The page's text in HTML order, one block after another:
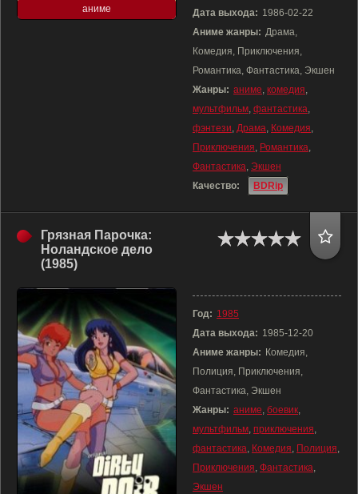
аниме
Дата выхода: 1986-02-22
Аниме жанры: Драма,
Комедия, Приключения,
Романтика, Фантастика, Экшен
Жанры: аниме, комедия,
мультфильм, фантастика,
фэнтези, Драма, Комедия,
Приключения, Романтика,
Фантастика, Экшен
Качество:
BDRip
Грязная Парочка:
Ноландское дело
(1985)
Год: 1985
Дата выхода: 1985-12-20
Аниме жанры: Комедия,
Полиция, Приключения,
Фантастика, Экшен
Жанры: аниме, боевик,
мультфильм, приключения,
фантастика, Комедия, Полиция,
Приключения, Фантастика,
Экшен